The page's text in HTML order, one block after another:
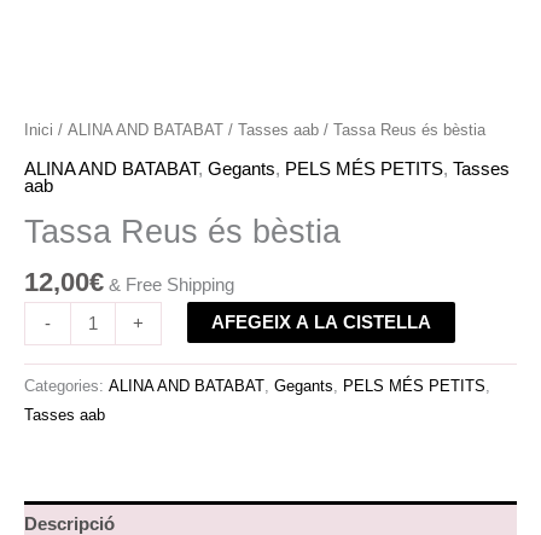
Inici / ALINA AND BATABAT / Tasses aab / Tassa Reus és bèstia
ALINA AND BATABAT, Gegants, PELS MÉS PETITS, Tasses
aab
Tassa Reus és bèstia
12,00€ & Free Shipping
- + AFEGEIX A LA CISTELLA
Categories: ALINA AND BATABAT, Gegants, PELS MÉS PETITS,
Tasses aab
Descripció